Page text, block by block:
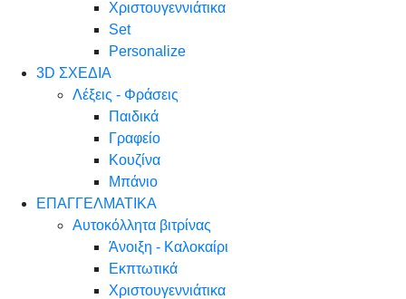
Χριστουγεννιάτικα
Set
Personalize
3D ΣΧΕΔΙΑ
Λέξεις - Φράσεις
Παιδικά
Γραφείο
Κουζίνα
Μπάνιο
ΕΠΑΓΓΕΛΜΑΤΙΚΑ
Αυτοκόλλητα βιτρίνας
Άνοιξη - Καλοκαίρι
Εκπτωτικά
Χριστουγεννιάτικα